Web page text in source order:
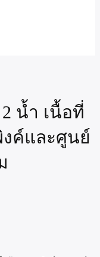
น้ำ เนื้อที่
ค์และศูนย์